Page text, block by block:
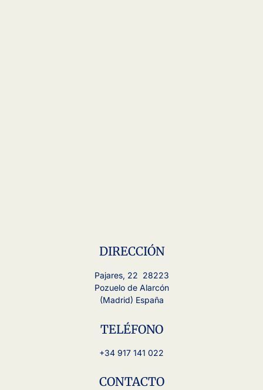
DIRECCIÓN
Pajares, 22 28223
Pozuelo de Alarcón
(Madrid) España
TELÉFONO
+34 917 141 022
CONTACTO